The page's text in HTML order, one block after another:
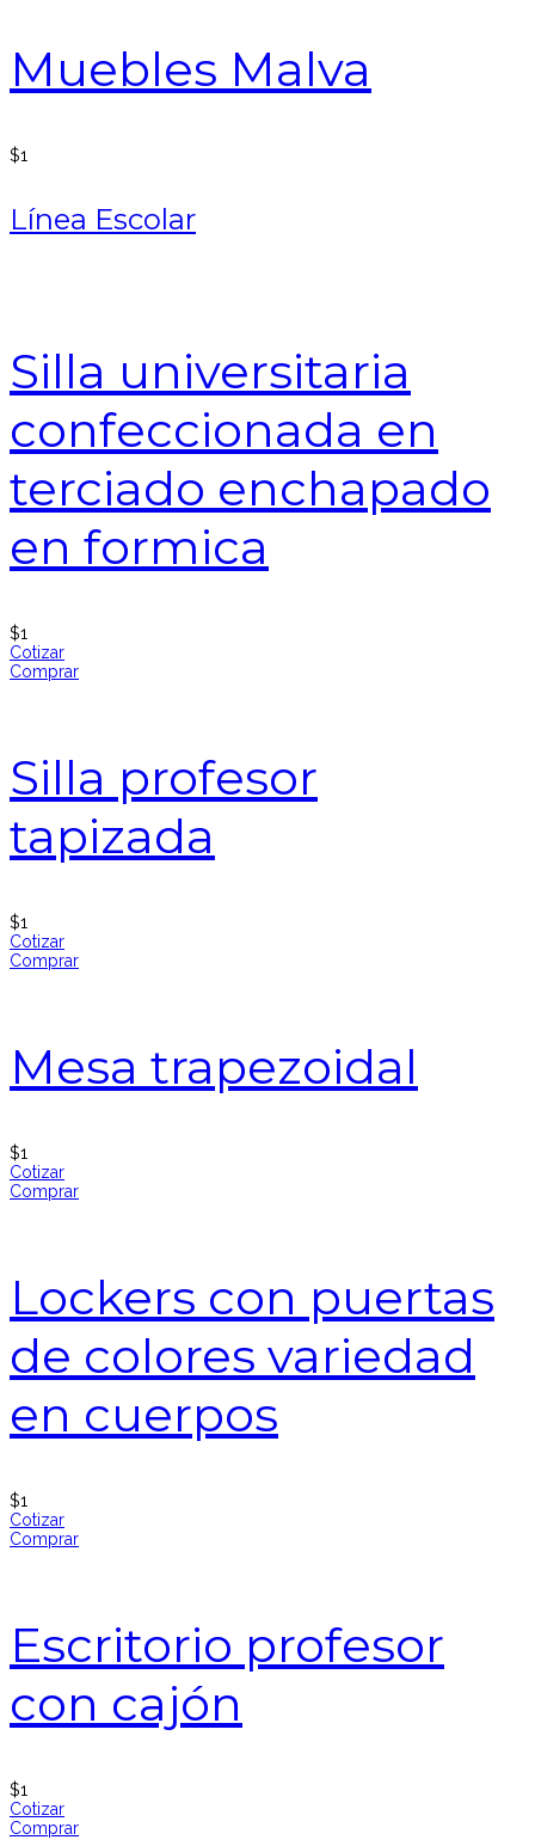
Muebles Malva
$1
Línea Escolar
Silla universitaria
confeccionada en
terciado enchapado
en formica
$1
Cotizar
Comprar
Silla profesor
tapizada
$1
Cotizar
Comprar
Mesa trapezoidal
$1
Cotizar
Comprar
Lockers con puertas
de colores variedad
en cuerpos
$1
Cotizar
Comprar
Escritorio profesor
con cajón
$1
Cotizar
Comprar